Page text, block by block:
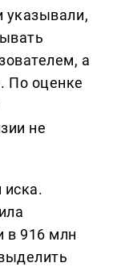
указывали,
а
По оценке
не
иска.
в 916 млн